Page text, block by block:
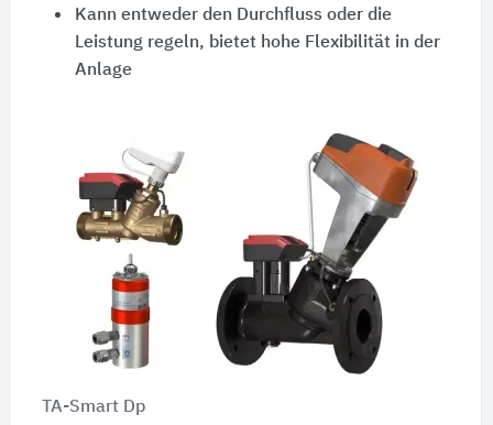
Kann entweder den Durchfluss oder die
Leistung regeln, bietet hohe Flexibilität in der
Anlage
TA-Smart Dp